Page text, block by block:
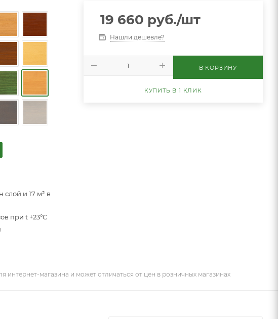
слой и 17 м² в
при t +23°С
19 660 руб./шт
Нашли дешевле?
В КОРЗИНУ
КУПИТЬ В 1 КЛИК
интернет-магазина и может отличаться от цен в розничных магазинах